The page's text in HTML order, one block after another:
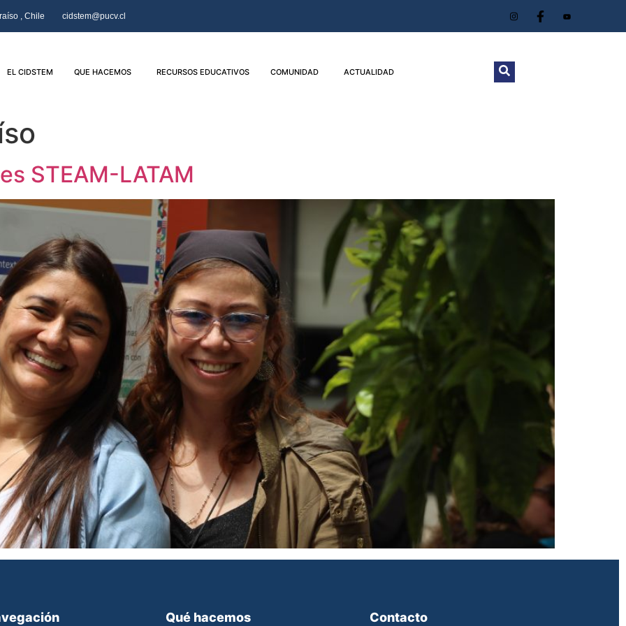
, Chile cidstem@pucv.cl
EL CIDSTEM QUE HACEMOS RECURSOS EDUCATIVOS COMUNIDAD ACTUALIDAD
STEAM-LATAM
Qué hacemos Contacto